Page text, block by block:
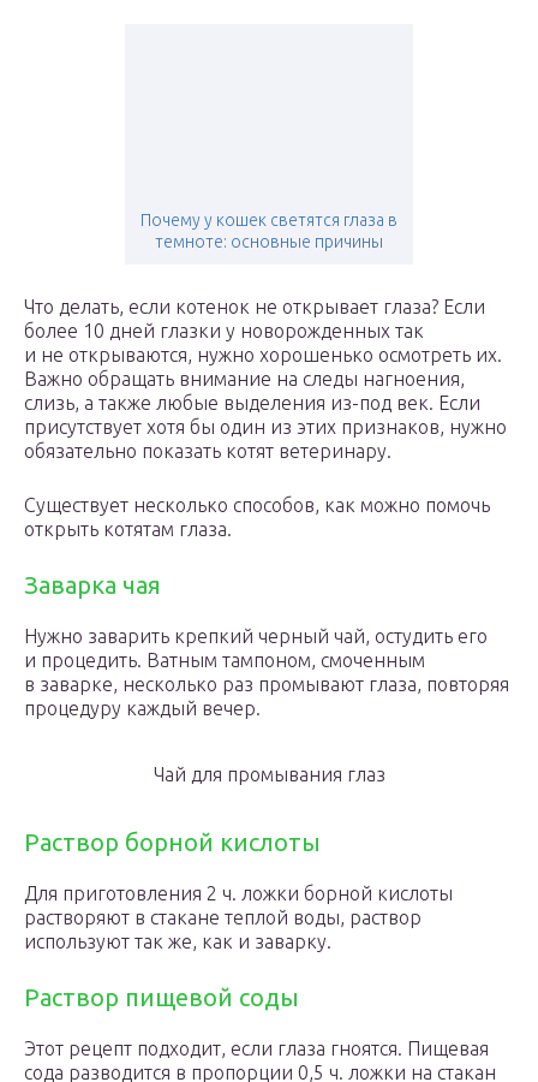
Почему у кошек светятся глаза в
темноте: основные причины
Что делать, если котенок не открывает глаза? Если
более 10 дней глазки у новорожденных так
и не открываются, нужно хорошенько осмотреть их.
Важно обращать внимание на следы нагноения,
слизь, а также любые выделения из-под век. Если
присутствует хотя бы один из этих признаков, нужно
обязательно показать котят ветеринару.
Существует несколько способов, как можно помочь
открыть котятам глаза.
Заварка чая
Нужно заварить крепкий черный чай, остудить его
и процедить. Ватным тампоном, смоченным
в заварке, несколько раз промывают глаза, повторяя
процедуру каждый вечер.
Чай для промывания глаз
Раствор борной кислоты
Для приготовления 2 ч. ложки борной кислоты
растворяют в стакане теплой воды, раствор
используют так же, как и заварку.
Раствор пищевой соды
Этот рецепт подходит, если глаза гноятся. Пищевая
сода разводится в пропорции 0,5 ч. ложки на стакан